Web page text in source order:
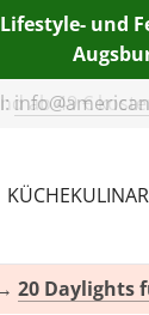
und
KÜCHE
20 Daylights